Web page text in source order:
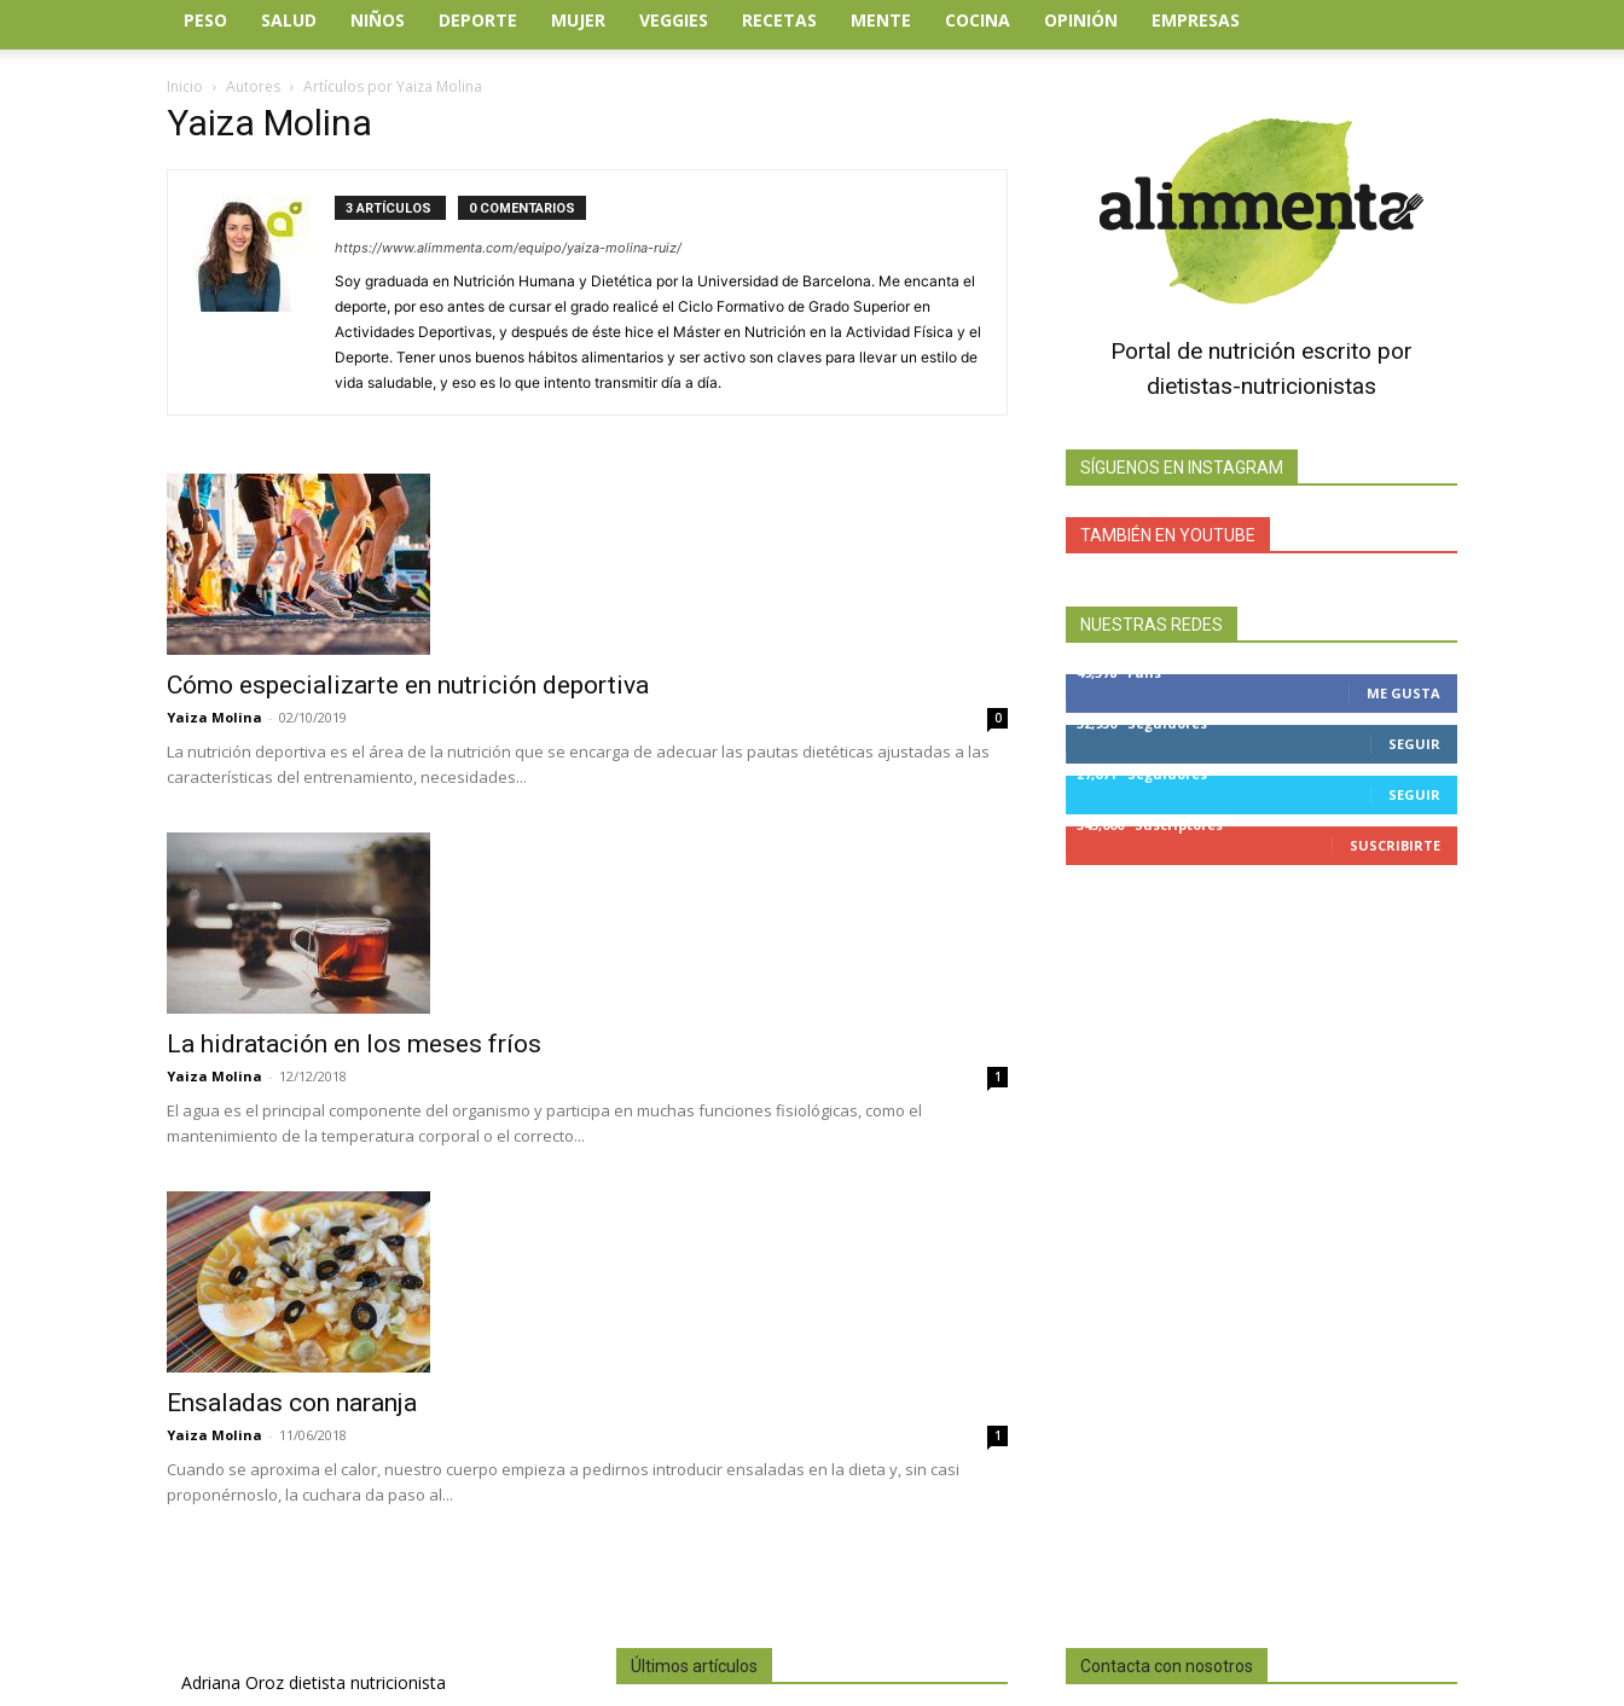
PESO SALUD NIÑOS DEPORTE MUJER VEGGIES RECETAS MENTE COCINA OPINIÓN EMPRESAS
Inicio Autores Artículos por Yaiza Molina
Yaiza Molina
3 ARTÍCULOS 0 COMENTARIOS
https://www.alimmenta.com/equipo/yaiza-molina-ruiz/
Soy graduada en Nutrición Humana y Dietética por la Universidad de Barcelona. Me encanta el
deporte, por eso antes de cursar el grado realicé el Ciclo Formativo de Grado Superior en
Actividades Deportivas, y después de éste hice el Máster en Nutrición en la Actividad Física y el
Deporte. Tener unos buenos hábitos alimentarios y ser activo son claves para llevar un estilo de
vida saludable, y eso es lo que intento transmitir día a día.
Cómo especializarte en nutrición deportiva
Yaiza Molina - 02/10/2019 0
La nutrición deportiva es el área de la nutrición que se encarga de adecuar las pautas dietéticas ajustadas a las
características del entrenamiento, necesidades...
La hidratación en los meses fríos
Yaiza Molina - 12/12/2018 1
El agua es el principal componente del organismo y participa en muchas funciones fisiológicas, como el
mantenimiento de la temperatura corporal o el correcto...
Ensaladas con naranja
Yaiza Molina - 11/06/2018 1
Cuando se aproxima el calor, nuestro cuerpo empieza a pedirnos introducir ensaladas en la dieta y, sin casi
proponérnoslo, la cuchara da paso al...
Portal de nutrición escrito por
dietistas-nutricionistas
SÍGUENOS EN INSTAGRAM
TAMBIÉN EN YOUTUBE
NUESTRAS REDES
49,578 Fans
ME GUSTA
32,950 Seguidores
SEGUIR
27,671 Seguidores
SEGUIR
545,000 Suscriptores
SUSCRIBIRTE
Adriana Oroz dietista nutricionista
Últimos artículos Contacta con nosotros